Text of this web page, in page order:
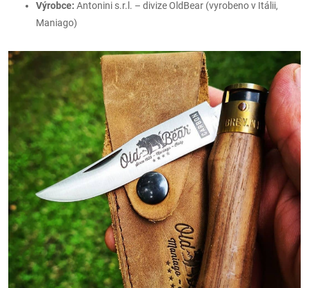
Výrobce: Antonini s.r.l. – divize OldBear (vyrobeno v Itálii,
Maniago)